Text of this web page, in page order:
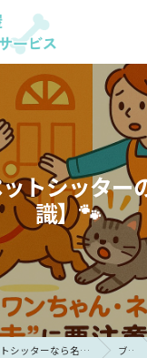
トシッター
識】🐾
愛知県名古屋のペットシッターなら名古屋ペットシッターサービス ブログ